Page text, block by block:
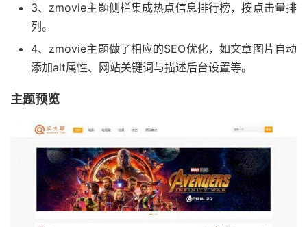
3、zmovie主题侧栏集成热点信息排行榜，按点击量排
列。
4、zmovie主题做了相应的SEO优化，如文章图片自动
添加alt属性、网站关键词与描述后台设置等。
主题预览